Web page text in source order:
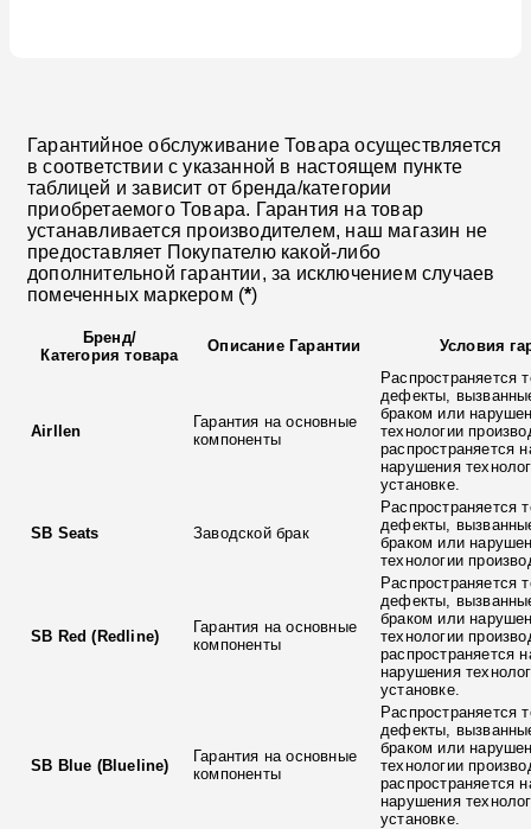
Гарантийное обслуживание Товара осуществляется
в соответствии с указанной в настоящем пункте
таблицей и зависит от бренда/категории
приобретаемого Товара. Гарантия на товар
устанавливается производителем, наш магазин не
предоставляет Покупателю какой-либо
дополнительной гарантии, за исключением случаев
помеченных маркером (*)
Бренд/
Категория товара
Описание Гарантии Условия
Airllen
Гарантия на основные
компоненты
Распространяется
дефекты,
браком или
технологии
распространяется
нарушения
установке.
SB Seats Заводской брак
Распространяется
дефекты,
браком или
технологии
SB Red (Redline)
Гарантия на основные
компоненты
Распространяется
дефекты,
браком или
технологии
распространяется
нарушения
установке.
SB Blue (Blueline)
Гарантия на основные
компоненты
Распространяется
дефекты,
браком или
технологии
распространяется
нарушения
установке.